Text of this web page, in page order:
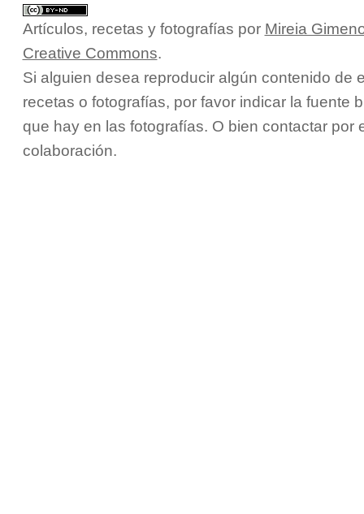
Artículos, recetas y fotografías por Mireia
Creative Commons.
Si alguien desea reproducir algún contenido de
recetas o fotografías, por favor indicar la fuente
que hay en las fotografías. O bien contactar por
colaboración.